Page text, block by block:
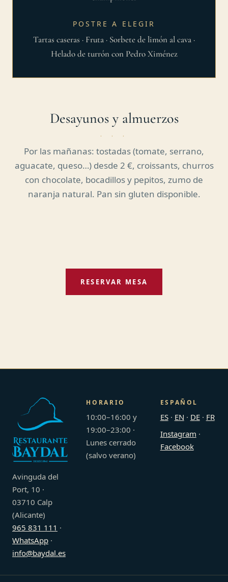
POSTRE A ELEGIR
Tartas caseras · Fruta · Sorbete de limón al cava ·
Helado de turrón con Pedro Ximénez
Desayunos y almuerzos
Por las mañanas: tostadas (tomate, serrano,
aguacate, queso…) desde 2 €, croissants, churros
con chocolate, bocadillos y pepitos, zumo de
naranja natural. Pan sin gluten disponible.
RESERVAR MESA
Avinguda del
Port, 10 ·
03710 Calp
(Alicante)
965 831 111 ·
WhatsApp ·
info@baydal.es
HORARIO
10:00–16:00 y
19:00–23:00 ·
Lunes cerrado
(salvo verano)
ESPAÑOL
ES· EN · DE· FR
Instagram ·
Facebook